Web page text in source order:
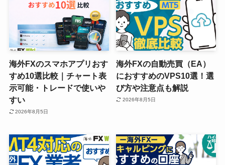
海外FXのスマホアプリおす
すめ10選比較｜チャート表
示可能・トレードで使いや
すい
2026年8月5日
海外FXの自動売買（EA）
におすすめのVPS10選！選
び方や注意点も解説
2026年8月5日